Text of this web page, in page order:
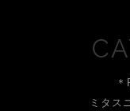
ミタス